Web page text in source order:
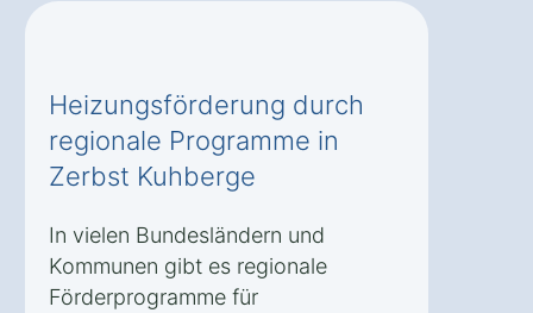
Heizungsförderung durch
regionale Programme in
Zerbst Kuhberge
In vielen Bundesländern und
Kommunen gibt es regionale
Förderprogramme für